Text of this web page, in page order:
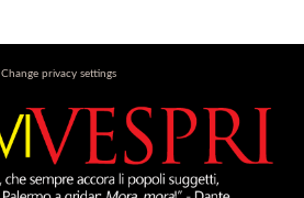
Change privacy settings